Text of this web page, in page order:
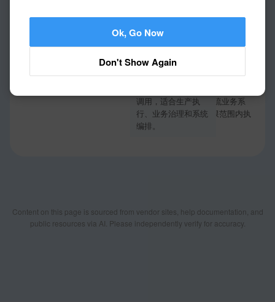
支持，HAP MCP 可
执行工具，供
Cursor、Dify 等客户
调用，适合生产执
行、业务治理和系统
编排。
User MCP 和 App
AI 连接轻流业务系
统并在权限范围内执
Content on this page is sourced from vendor sites, help documentation, and
public resources via AI. Please independently verify for accuracy.
Don't Show Again
Ok, Go Now